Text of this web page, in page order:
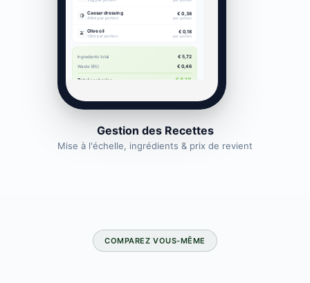
Gestion des Recettes
Mise à l'échelle, ingrédients & prix de revient
COMPAREZ VOUS-MÊME